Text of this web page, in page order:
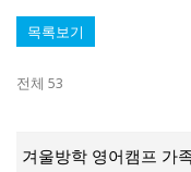
목록보기
전체 53
겨울방학 영어캠프 가